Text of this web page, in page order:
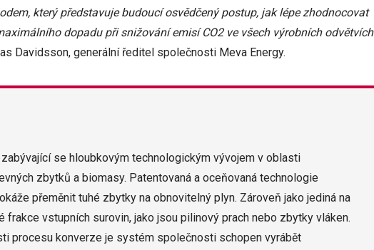
který představuje budoucí osvědčený postup, jak lépe zhodnocovat
dopadu při snižování emisí CO2 ve všech výrobních odvětvích
Davidsson, generální ředitel společnosti Meva Energy.
se hloubkovým technologickým vývojem v oblasti
zbytků a biomasy. Patentovaná a oceňovaná technologie
přeměnit tuhé zbytky na obnovitelný plyn. Zároveň jako jediná na
frakce vstupních surovin, jako jsou pilinový prach nebo zbytky vláken.
procesu konverze je systém společnosti schopen vyrábět